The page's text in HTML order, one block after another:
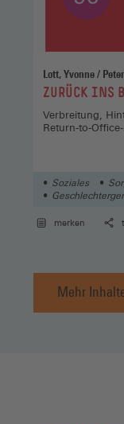
Lott,
:ZURÜCK INS
Verbreitung,
Return-to-
Soziales
merken
Mehr